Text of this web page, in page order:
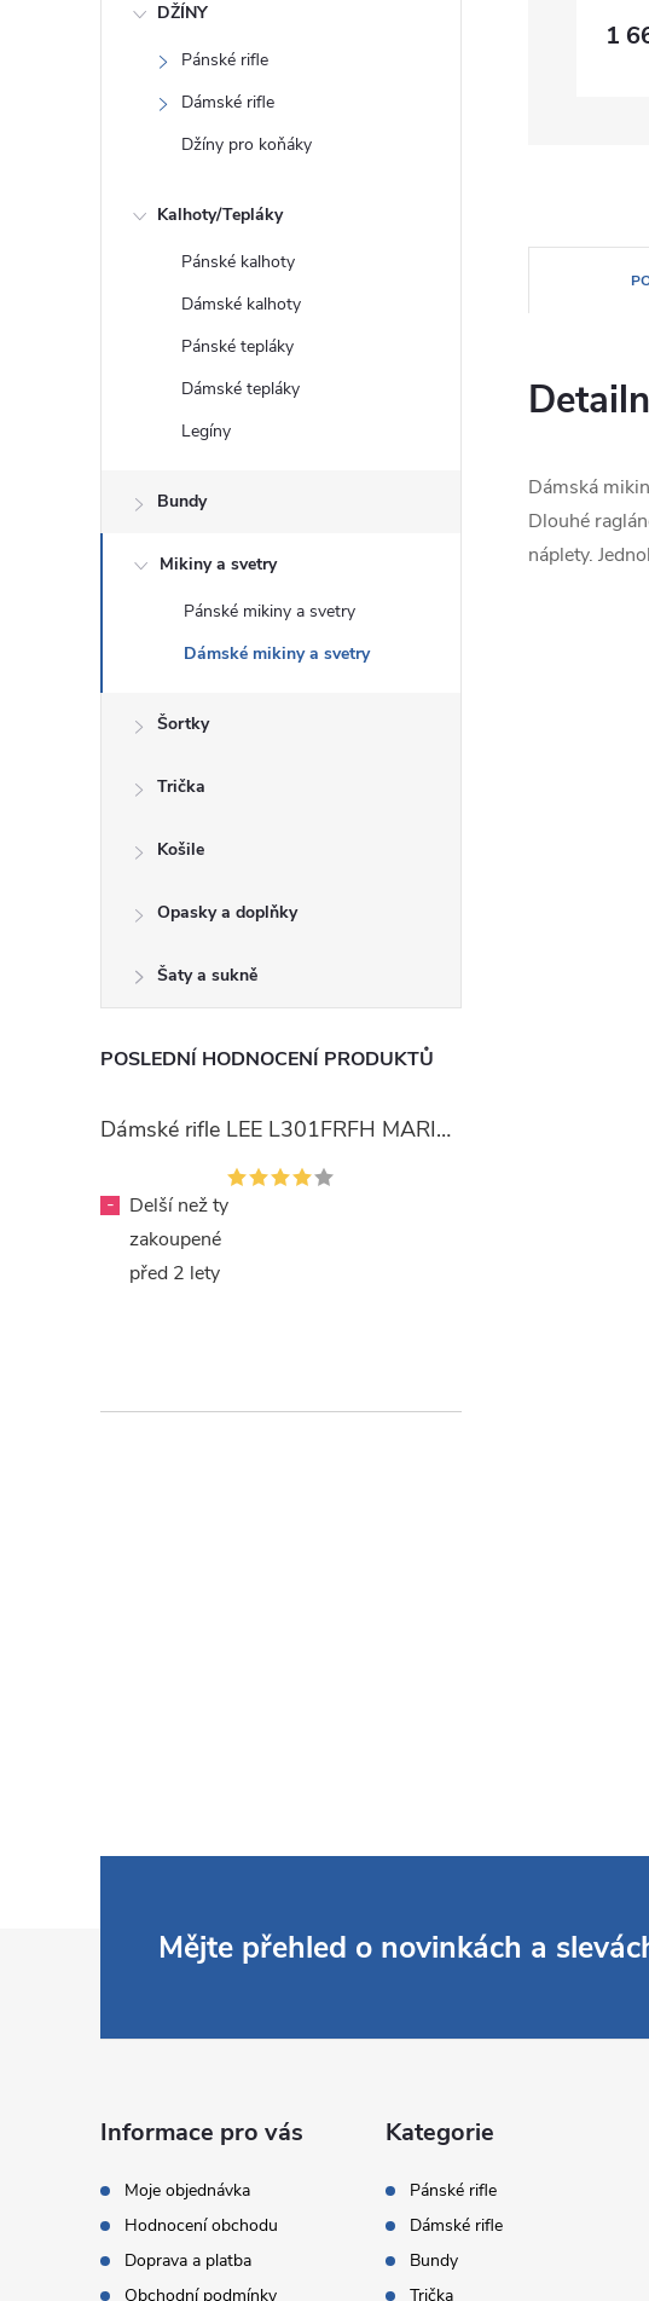
DŽÍNY
Pánské rifle
Dámské rifle
Džíny pro koňáky
Kalhoty/Tepláky
Pánské kalhoty
Dámské kalhoty
Pánské tepláky
Dámské tepláky
Legíny
Bundy
Mikiny a svetry
Pánské mikiny a svetry
Dámské mikiny a svetry
Šortky
Trička
Košile
Opasky a doplňky
Šaty a sukně
POSLEDNÍ HODNOCENÍ PRODUKTŮ
Dámské rifle LEE L301FRFH MARION STRAIGHT RINSE
-
Delší než ty
zakoupené
před 2 lety
1
Dámská
Dlouhé
náplety.
Mějte přehled o novinkách a
Informace pro vás
Moje objednávka
Hodnocení obchodu
Doprava a platba
Obchodní podmínky
Kategorie
Pánské rifle
Dámské rifle
Bundy
Trička